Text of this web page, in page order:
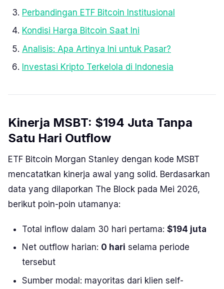
Perbandingan ETF Bitcoin Institusional
Kondisi Harga Bitcoin Saat Ini
Analisis: Apa Artinya Ini untuk Pasar?
Investasi Kripto Terkelola di Indonesia
Kinerja MSBT: $194 Juta Tanpa
Satu Hari Outflow
ETF Bitcoin Morgan Stanley dengan kode MSBT
mencatatkan kinerja awal yang solid. Berdasarkan
data yang dilaporkan The Block pada Mei 2026,
berikut poin-poin utamanya:
Total inflow dalam 30 hari pertama: $194 juta
Net outflow harian: 0 hari selama periode
tersebut
Sumber modal: mayoritas dari klien self-